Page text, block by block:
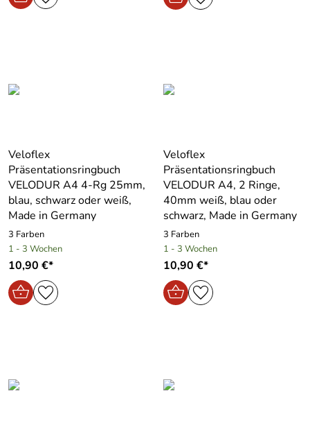
Veloflex
Präsentationsringbuch
VELODUR A4 4-Rg 25mm,
blau, schwarz oder weiß,
Made in Germany
3 Farben
1 - 3 Wochen
10,90 €*
Veloflex
Präsentationsringbuch
VELODUR A4, 2 Ringe,
40mm weiß, blau oder
schwarz, Made in Germany
3 Farben
1 - 3 Wochen
10,90 €*